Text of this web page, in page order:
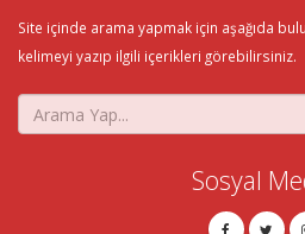
Site içinde arama yapmak için aşağıda
kelimeyi yazıp ilgili içerikleri görebilirsiniz.
Sosyal